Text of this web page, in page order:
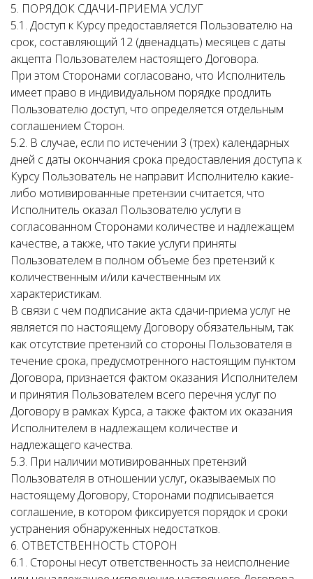
5. ПОРЯДОК СДАЧИ-ПРИЕМА УСЛУГ
5.1. Доступ к Курсу предоставляется Пользователю на
срок, составляющий 12 (двенадцать) месяцев с даты
акцепта Пользователем настоящего Договора.
При этом Сторонами согласовано, что Исполнитель
имеет право в индивидуальном порядке продлить
Пользователю доступ, что определяется отдельным
соглашением Сторон.
5.2. В случае, если по истечении 3 (трех) календарных
дней с даты окончания срока предоставления доступа к
Курсу Пользователь не направит Исполнителю какие-
либо мотивированные претензии считается, что
Исполнитель оказал Пользователю услуги в
согласованном Сторонами количестве и надлежащем
качестве, а также, что такие услуги приняты
Пользователем в полном объеме без претензий к
количественным и/или качественным их
характеристикам.
В связи с чем подписание акта сдачи-приема услуг не
является по настоящему Договору обязательным, так
как отсутствие претензий со стороны Пользователя в
течение срока, предусмотренного настоящим пунктом
Договора, признается фактом оказания Исполнителем
и принятия Пользователем всего перечня услуг по
Договору в рамках Курса, а также фактом их оказания
Исполнителем в надлежащем количестве и
надлежащего качества.
5.3. При наличии мотивированных претензий
Пользователя в отношении услуг, оказываемых по
настоящему Договору, Сторонами подписывается
соглашение, в котором фиксируется порядок и сроки
устранения обнаруженных недостатков.
6. ОТВЕТСТВЕННОСТЬ СТОРОН
6.1. Стороны несут ответственность за неисполнение